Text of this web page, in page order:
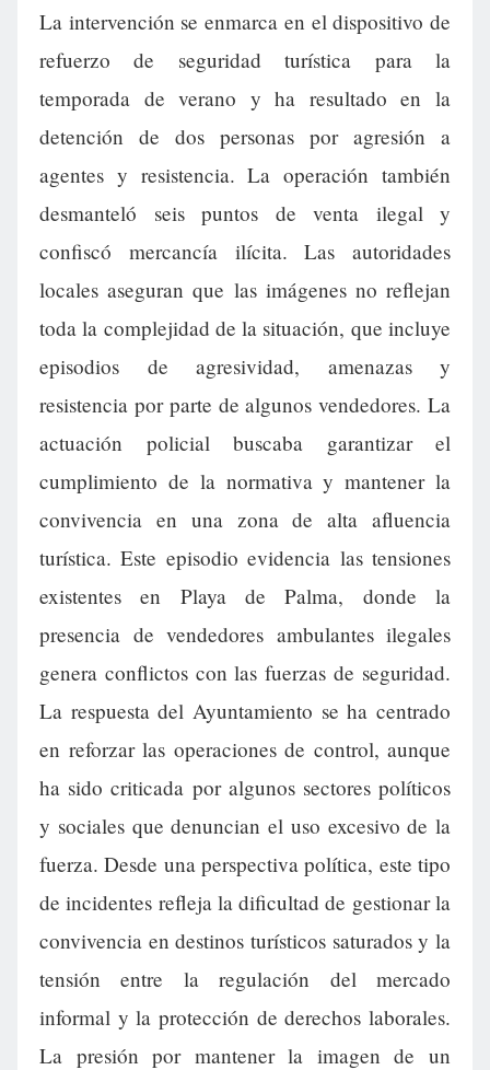
La intervención se enmarca en el dispositivo de
refuerzo de seguridad turística para la
temporada de verano y ha resultado en la
detención de dos personas por agresión a
agentes y resistencia. La operación también
desmanteló seis puntos de venta ilegal y
confiscó mercancía ilícita. Las autoridades
locales aseguran que las imágenes no reflejan
toda la complejidad de la situación, que incluye
episodios de agresividad, amenazas y
resistencia por parte de algunos vendedores. La
actuación policial buscaba garantizar el
cumplimiento de la normativa y mantener la
convivencia en una zona de alta afluencia
turística. Este episodio evidencia las tensiones
existentes en Playa de Palma, donde la
presencia de vendedores ambulantes ilegales
genera conflictos con las fuerzas de seguridad.
La respuesta del Ayuntamiento se ha centrado
en reforzar las operaciones de control, aunque
ha sido criticada por algunos sectores políticos
y sociales que denuncian el uso excesivo de la
fuerza. Desde una perspectiva política, este tipo
de incidentes refleja la dificultad de gestionar la
convivencia en destinos turísticos saturados y la
tensión entre la regulación del mercado
informal y la protección de derechos laborales.
La presión por mantener la imagen de un